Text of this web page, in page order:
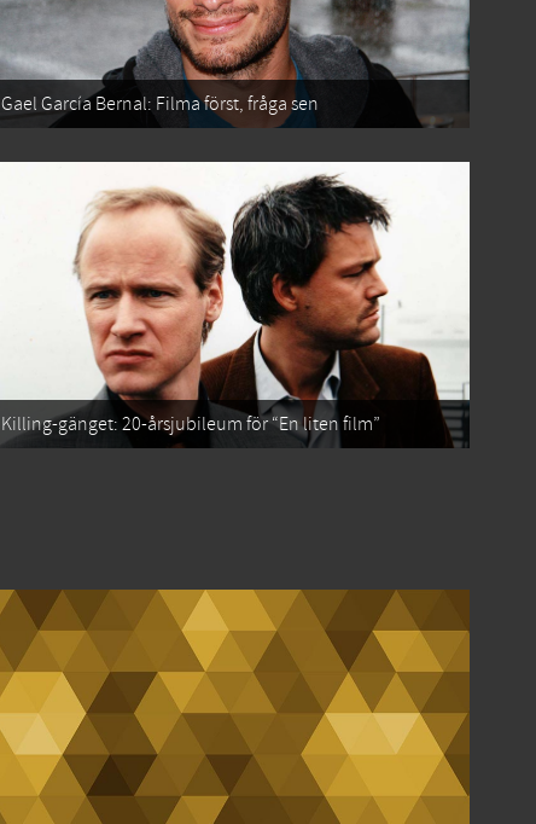
Gael García Bernal: Filma först, fråga sen
Killing-gänget: 20-årsjubileum för “En liten film”